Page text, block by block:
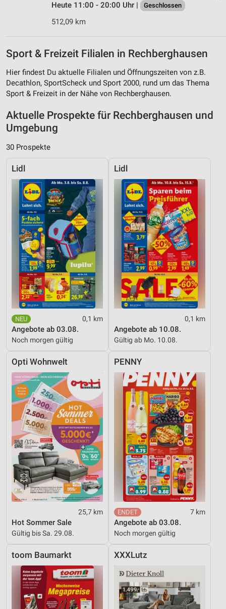
Heute 11:00 - 20:00 Uhr |
Geschlossen
512,09 km
Sport & Freizeit Filialen in Rechberghausen
Hier findest Du aktuelle Filialen und Öffnungszeiten von z.B.
Decathlon, SportScheck und Sport 2000, rund um das Thema
Sport & Freizeit in der Nähe von Rechberghausen.
Aktuelle Prospekte für Rechberghausen und
Umgebung
30 Prospekte
Lidl
0,1 km
Angebote ab 03.08.
Noch morgen gültig
Lidl
0,1 km
Angebote ab 10.08.
Gültig ab Mo. 10.08.
Opti Wohnwelt
25,7 km
Hot Sommer Sale
Gültig bis Sa. 29.08.
PENNY
7 km
Angebote ab 03.08.
Noch morgen gültig
toom Baumarkt XXXLutz